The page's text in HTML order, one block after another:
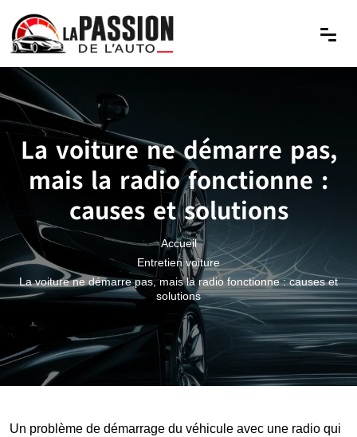
La voiture ne démarre pas,
mais la radio fonctionne :
causes et solutions
Accueil
Entretien voiture
La voiture ne démarre pas, mais la radio fonctionne : causes et
solutions
Un problème de démarrage du véhicule avec une radio qui